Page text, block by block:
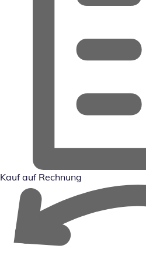
Kauf auf Rechnung